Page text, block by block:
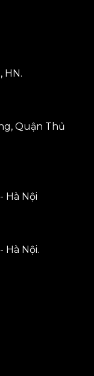
HN.
Quận Thủ
Hà Nội
Hà Nội.